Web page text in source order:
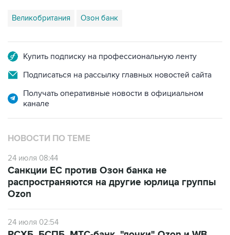
Великобритания Озон банк
Купить подписку на профессиональную ленту
Подписаться на рассылку главных новостей сайта
Получать оперативные новости в официальном
канале
НОВОСТИ ПО ТЕМЕ
24 июля 08:44
Санкции ЕС против Озон банка не
распространяются на другие юрлица группы
Ozon
24 июля 02:54